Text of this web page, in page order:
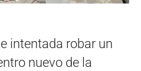
intentada robar un
nuevo de la